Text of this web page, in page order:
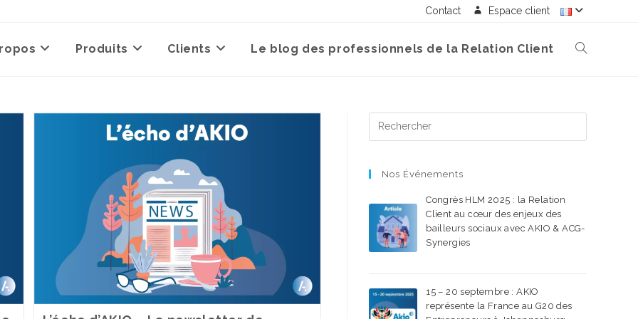
Contact Espace client
Produits Clients Le blog des professionnels de la Relation Client
Nos Événements
Congrès HLM 2025 : la Relation
Client au cœur des enjeux des
bailleurs sociaux avec AKIO & ACG-
Synergies
15 – 20 septembre : AKIO
représente la France au G20 des